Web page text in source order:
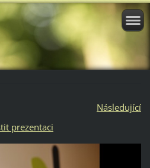
Následující
prezentaci